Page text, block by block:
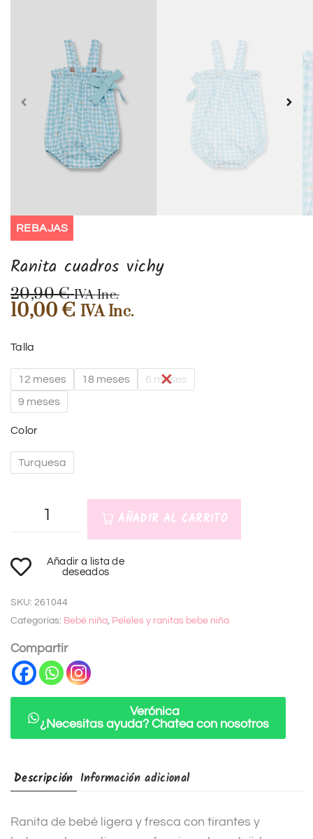
REBAJAS
Ranita cuadros vichy
20,90€ IVA Inc.
10,00€ IVA Inc.
Talla
12 meses 18 meses
6 meses
9 meses
Color
Turquesa
AÑADIR AL CARRITO
l
e
r
n
a
Añadir a lista de
deseados
SKU: 261044
Categorías: Bebé niña Peleles y ranitas bebe niña
Compartir
Verónica
¿Necesitas ayuda? Chatea con nosotros
Descripción Información adicional
Ranita de bebé ligera y fresca con tirantes y